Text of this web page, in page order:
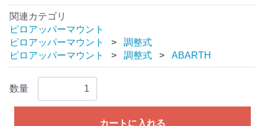
関連カテゴリ
ピロアッパーマウント
ピロアッパーマウント
調整式
ピロアッパーマウント
調整式 ABARTH
数量
カートに入れる